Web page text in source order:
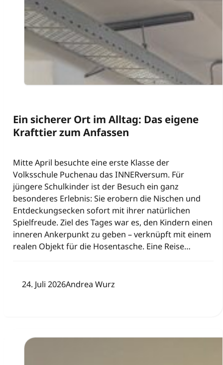
Ein sicherer Ort im Alltag: Das eigene
Krafttier zum Anfassen
Mitte April besuchte eine erste Klasse der
Volksschule Puchenau das INNERversum. Für
jüngere Schulkinder ist der Besuch ein ganz
besonderes Erlebnis: Sie erobern die Nischen und
Entdeckungsecken sofort mit ihrer natürlichen
Spielfreude. Ziel des Tages war es, den Kindern einen
inneren Ankerpunkt zu geben – verknüpft mit einem
realen Objekt für die Hosentasche. Eine Reise…
24. Juli 2026Andrea Wurz